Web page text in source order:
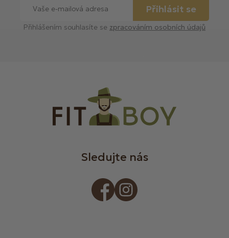
Přihlásit se
Přihlášením souhlasíte se zpracováním osobních údajů
Sledujte nás